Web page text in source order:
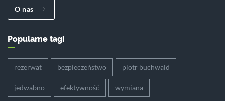
O nas
Popularne tagi
rezerwat bezpieczeństwo piotr buchwald
jedwabno efektywność wymiana